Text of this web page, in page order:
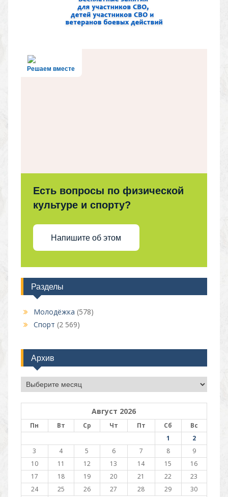
Решаем вместе
Есть вопросы по физической
культуре и спорту?
Напишите об этом
Разделы
Молодёжка (578)
Спорт (2 569)
Архив
Архив
Август 2026
Пн Вт Ср Чт Пт Сб
Вс
1
2
3
4 5 6 7 8
9
10
11 12 13 14 15
16
17
18 19 20 21 22
23
24
25 26 27 28 29
30